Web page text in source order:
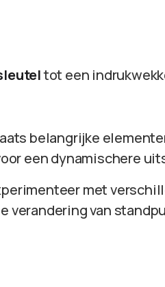
tot een
belangrijke
een dynamischere
met
verandering van